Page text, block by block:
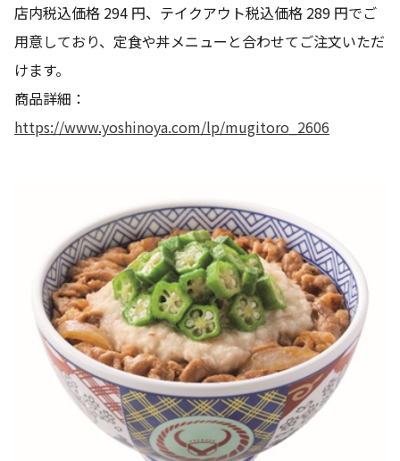
店内税込価格 294 円、テイクアウト税込価格 289 円でご
用意しており、定食や丼メニューと合わせてご注文いただ
けます。
商品詳細：
https://www.yoshinoya.com/lp/mugitoro_2606